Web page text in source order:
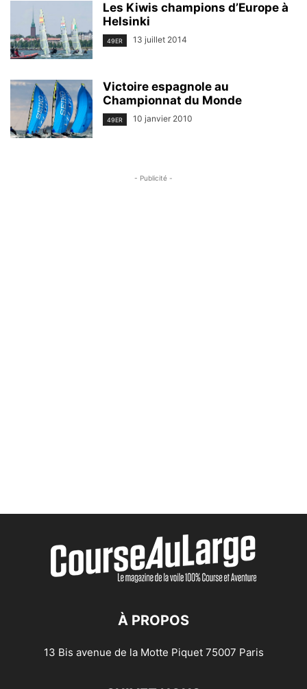
Les Kiwis champions d’Europe à
Helsinki
49ER 13 juillet 2014
Victoire espagnole au
Championnat du Monde
49ER 10 janvier 2010
- Publicité -
À PROPOS
13 Bis avenue de la Motte Piquet 75007 Paris